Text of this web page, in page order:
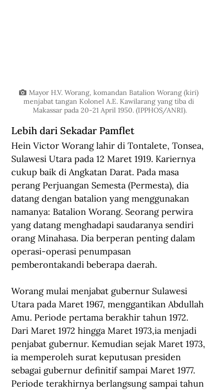
Mayor H.V. Worang, komandan Batalion Worang (kiri)
menjabat tangan Kolonel A.E. Kawilarang yang tiba di
Makassar pada 20-21 April 1950. (IPPHOS/ANRI).
Lebih dari Sekadar Pamflet
Hein Victor Worang lahir di Tontalete, Tonsea,
Sulawesi Utara pada 12 Maret 1919. Kariernya
cukup baik di Angkatan Darat. Pada masa
perang Perjuangan Semesta (Permesta), dia
datang dengan batalion yang menggunakan
namanya: Batalion Worang. Seorang perwira
yang datang menghadapi saudaranya sendiri
orang Minahasa. Dia berperan penting dalam
operasi-operasi penumpasan
pemberontakandi beberapa daerah.
Worang mulai menjabat gubernur Sulawesi
Utara pada Maret 1967, menggantikan Abdullah
Amu. Periode pertama berakhir tahun 1972.
Dari Maret 1972 hingga Maret 1973,ia menjadi
penjabat gubernur. Kemudian sejak Maret 1973,
ia memperoleh surat keputusan presiden
sebagai gubernur definitif sampai Maret 1977.
Periode terakhirnya berlangsung sampai tahun